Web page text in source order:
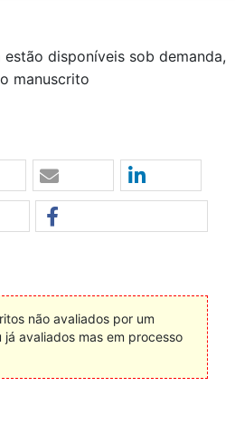
disponíveis sob demanda,
manuscrito
não avaliados por um
avaliados mas em processo